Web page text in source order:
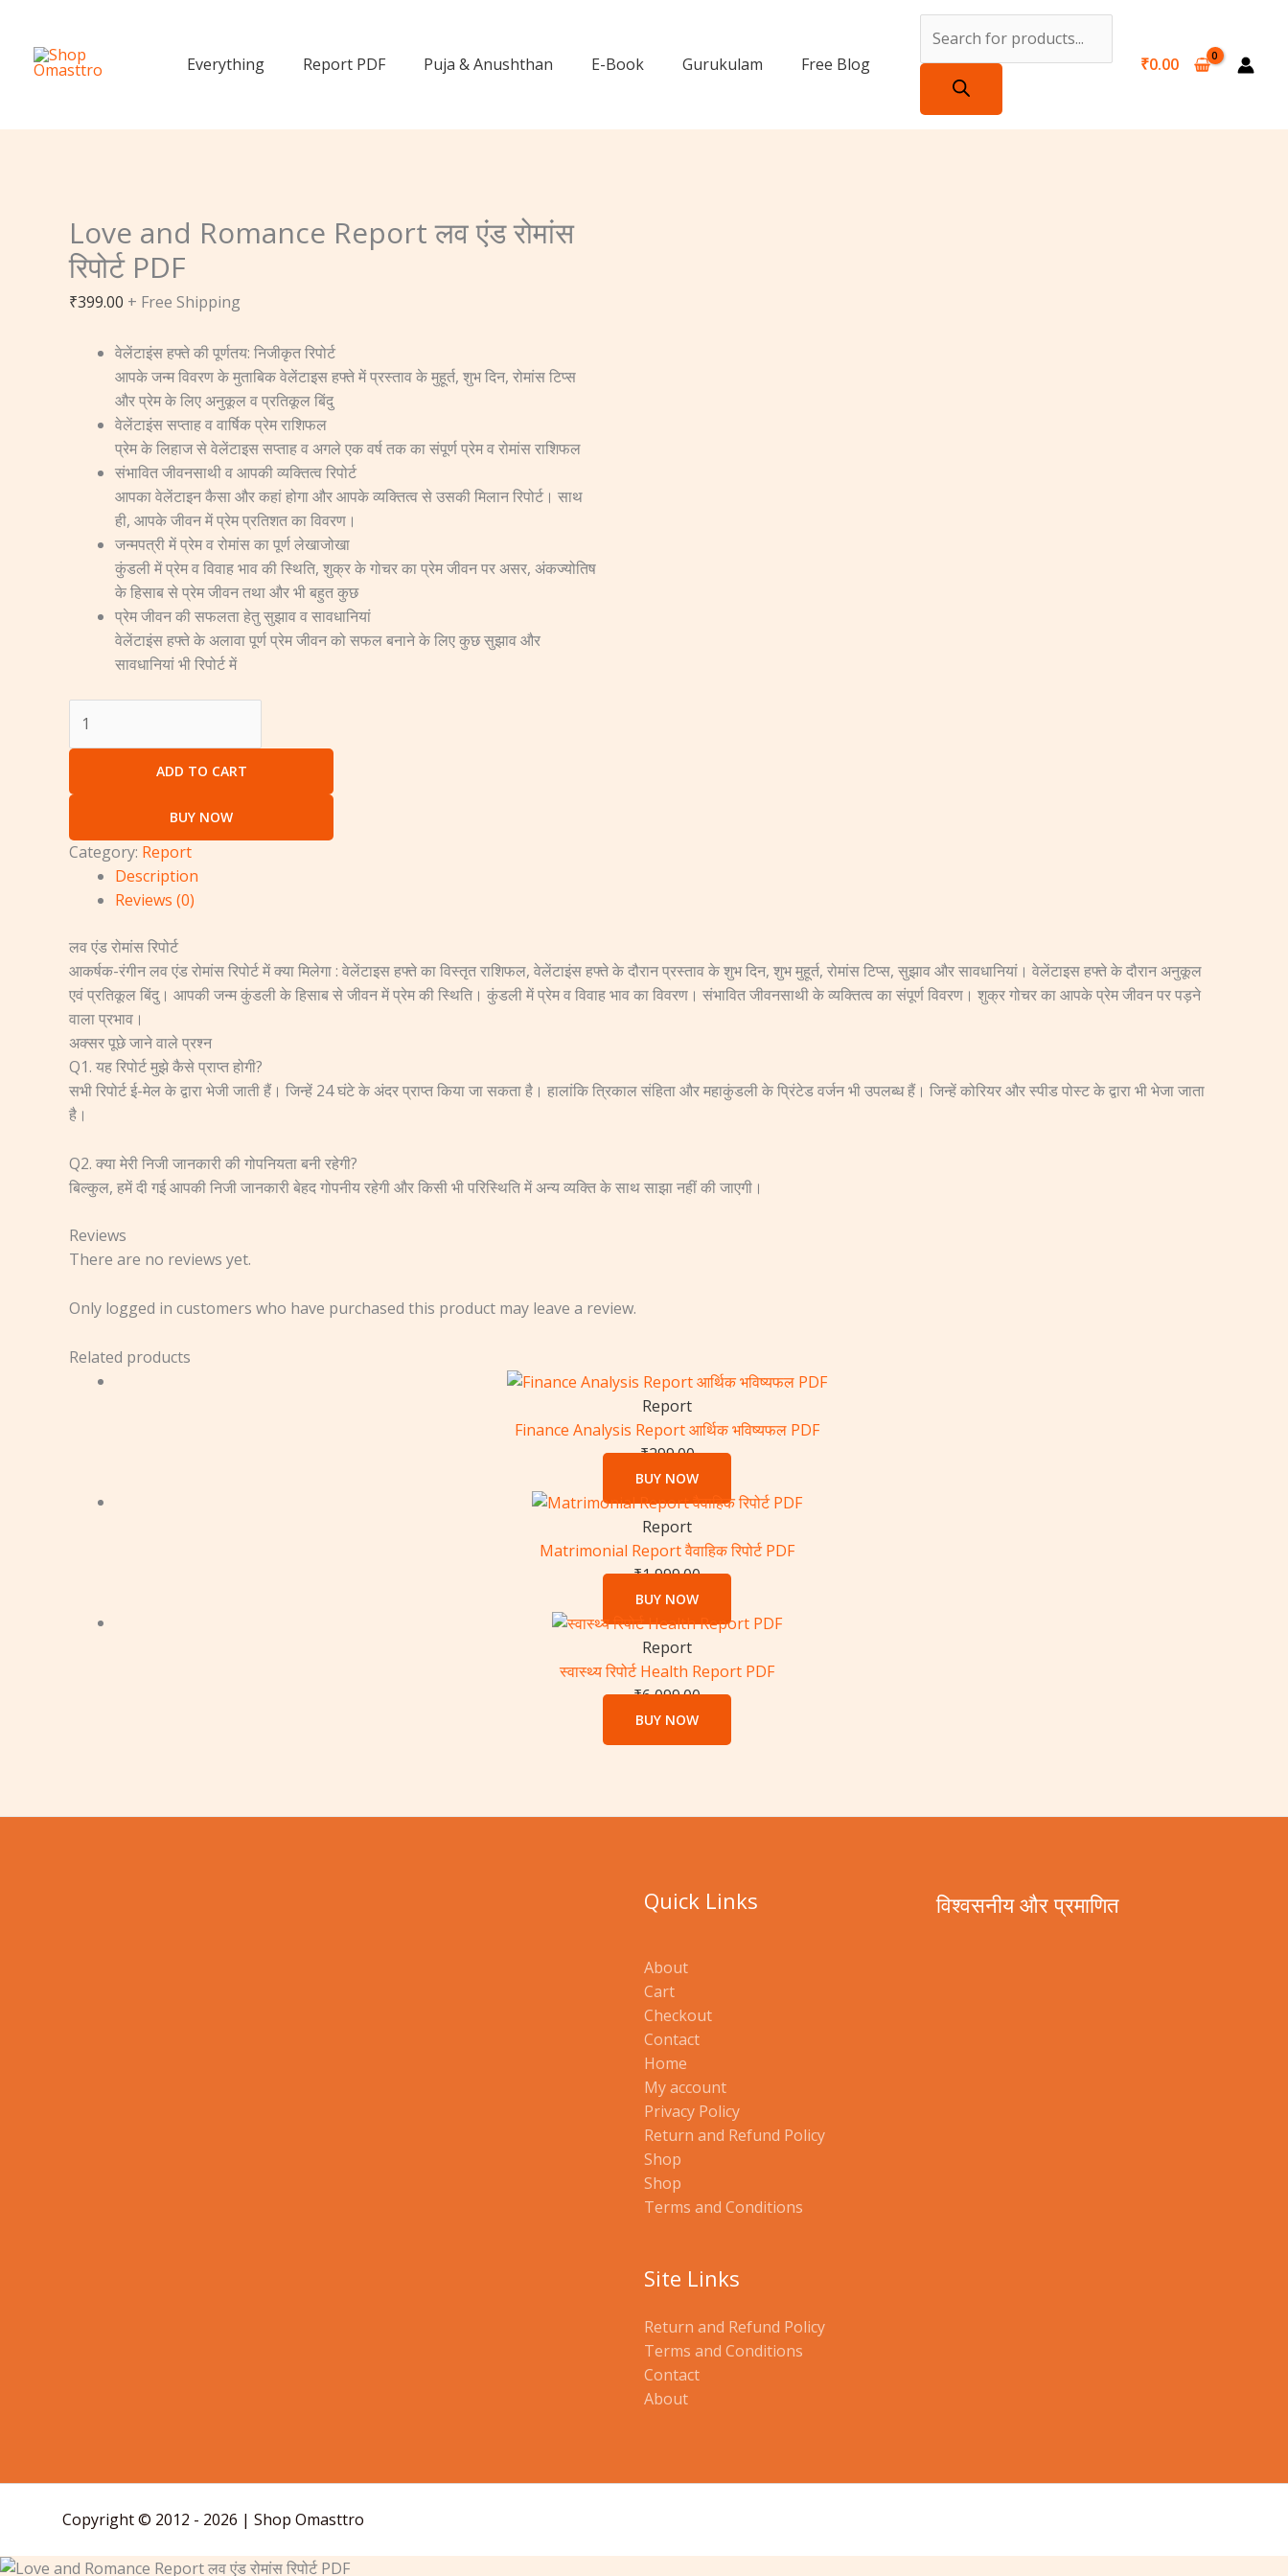
content
Everything Report PDF Puja & Anushthan E-Book Gurukulam Free Blog
Products
search
₹0.00
Love and Romance Report लव एंड रोमांस
रिपोर्ट PDF
₹399.00 + Free Shipping
वेलेंटाइंस हफ्ते की पूर्णतय: निजीकृत रिपोर्ट
आपके जन्म विवरण के मुताबिक वेलेंटाइस हफ्ते में प्रस्ताव के मुहूर्त, शुभ दिन, रोमांस टिप्स
और प्रेम के लिए अनुकूल व प्रतिकूल बिंदु
वेलेंटाइंस सप्ताह व वार्षिक प्रेम राशिफल
प्रेम के लिहाज से वेलेंटाइस सप्ताह व अगले एक वर्ष तक का संपूर्ण प्रेम व रोमांस राशिफल
संभावित जीवनसाथी व आपकी व्यक्तित्व रिपोर्ट
आपका वेलेंटाइन कैसा और कहां होगा और आपके व्यक्तित्व से उसकी मिलान रिपोर्ट। साथ
ही, आपके जीवन में प्रेम प्रतिशत का विवरण।
जन्मपत्री में प्रेम व रोमांस का पूर्ण लेखाजोखा
कुंडली में प्रेम व विवाह भाव की स्थिति, शुक्र के गोचर का प्रेम जीवन पर असर, अंकज्योतिष
के हिसाब से प्रेम जीवन तथा और भी बहुत कुछ
प्रेम जीवन की सफलता हेतु सुझाव व सावधानियां
वेलेंटाइंस हफ्ते के अलावा पूर्ण प्रेम जीवन को सफल बनाने के लिए कुछ सुझाव और
सावधानियां भी रिपोर्ट में
Romance
Report
एंड
quantity
ADD TO CART
BUY NOW
Category: Report
Description
Reviews (0)
लव एंड रोमांस रिपोर्ट
आकर्षक-रंगीन लव एंड रोमांस रिपोर्ट में क्या मिलेगा : वेलेंटाइस हफ्ते का विस्तृत राशिफल, वेलेंटाइंस हफ्ते के दौरान प्रस्ताव के शुभ दिन, शुभ मुहूर्त, रोमांस टिप्स, सुझाव और सावधानियां। वेलेंटाइस हफ्ते के दौरान अनुकूल
एवं प्रतिकूल बिंदु। आपकी जन्म कुंडली के हिसाब से जीवन में प्रेम की स्थिति। कुंडली में प्रेम व विवाह भाव का विवरण। संभावित जीवनसाथी के व्यक्तित्व का संपूर्ण विवरण। शुक्र गोचर का आपके प्रेम जीवन पर पड़ने
वाला प्रभाव।
अक्सर पूछे जाने वाले प्रश्न
Q1. यह रिपोर्ट मुझे कैसे प्राप्त होगी?
सभी रिपोर्ट ई-मेल के द्वारा भेजी जाती हैं। जिन्हें 24 घंटे के अंदर प्राप्त किया जा सकता है। हालांकि त्रिकाल संहिता और महाकुंडली के प्रिंटेड वर्जन भी उपलब्ध हैं। जिन्हें कोरियर और स्पीड पोस्ट के द्वारा भी भेजा जाता
है।
Q2. क्या मेरी निजी जानकारी की गोपनियता बनी रहेगी?
बिल्कुल, हमें दी गई आपकी निजी जानकारी बेहद गोपनीय रहेगी और किसी भी परिस्थिति में अन्य व्यक्ति के साथ साझा नहीं की जाएगी।
Reviews
There are no reviews yet.
Only logged in customers who have purchased this product may leave a review.
Related products
Report
Finance Analysis Report आर्थिक भविष्यफल PDF
₹299.00
BUY NOW
Report
Matrimonial Report वैवाहिक रिपोर्ट PDF
₹1,999.00
BUY NOW
Report
स्वास्थ्य रिपोर्ट Health Report PDF
₹6,099.00
BUY NOW
Quick Links
About
Cart
Checkout
Contact
Home
My account
Privacy Policy
Return and Refund Policy
Shop
Shop
Terms and Conditions
Site Links
Return and Refund Policy
Terms and Conditions
Contact
About
विश्वसनीय और प्रमाणित
Copyright © 2012 - 2026 | Shop Omasttro
Romance
Report
एंड